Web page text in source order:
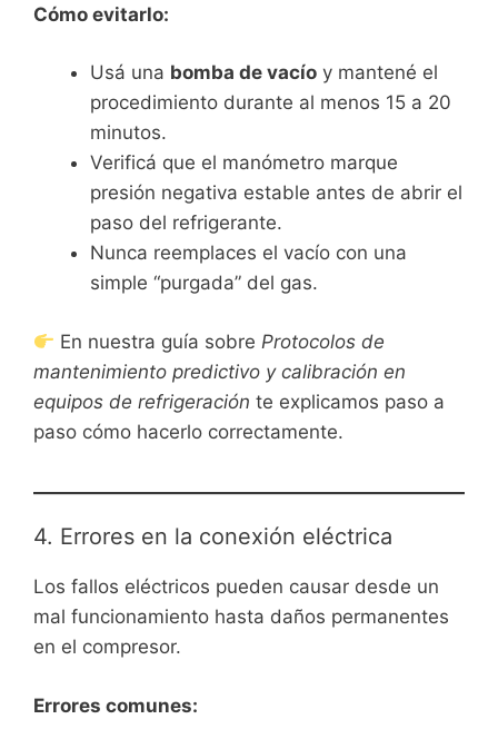
Cómo evitarlo:
Usá una bomba de vacío y mantené el
procedimiento durante al menos 15 a 20
minutos.
Verificá que el manómetro marque
presión negativa estable antes de abrir el
paso del refrigerante.
Nunca reemplaces el vacío con una
simple “purgada” del gas.
En nuestra guía sobre Protocolos de
mantenimiento predictivo y calibración en
equipos de refrigeración te explicamos paso a
paso cómo hacerlo correctamente.
4. Errores en la conexión eléctrica
Los fallos eléctricos pueden causar desde un
mal funcionamiento hasta daños permanentes
en el compresor.
Errores comunes: